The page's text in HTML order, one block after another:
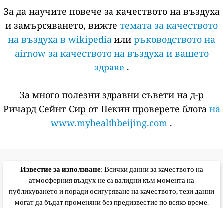
За да научите повече за качеството на въздуха
и замърсяването, вижте темата за качеството
на въздуха в wikipedia или ръководството на
airnow за качеството на въздуха и вашето
здраве .
За много полезни здравни съвети на д-р
Ричард Сейнт Сир от Пекин проверете блога на
www.myhealthbeijing.com .
Известие за използване: Всички данни за качеството на
атмосферния въздух не са валидни към момента на
публикуването и поради осигуряване на качеството, тези данни
могат да бъдат променяни без предизвестие по всяко време.